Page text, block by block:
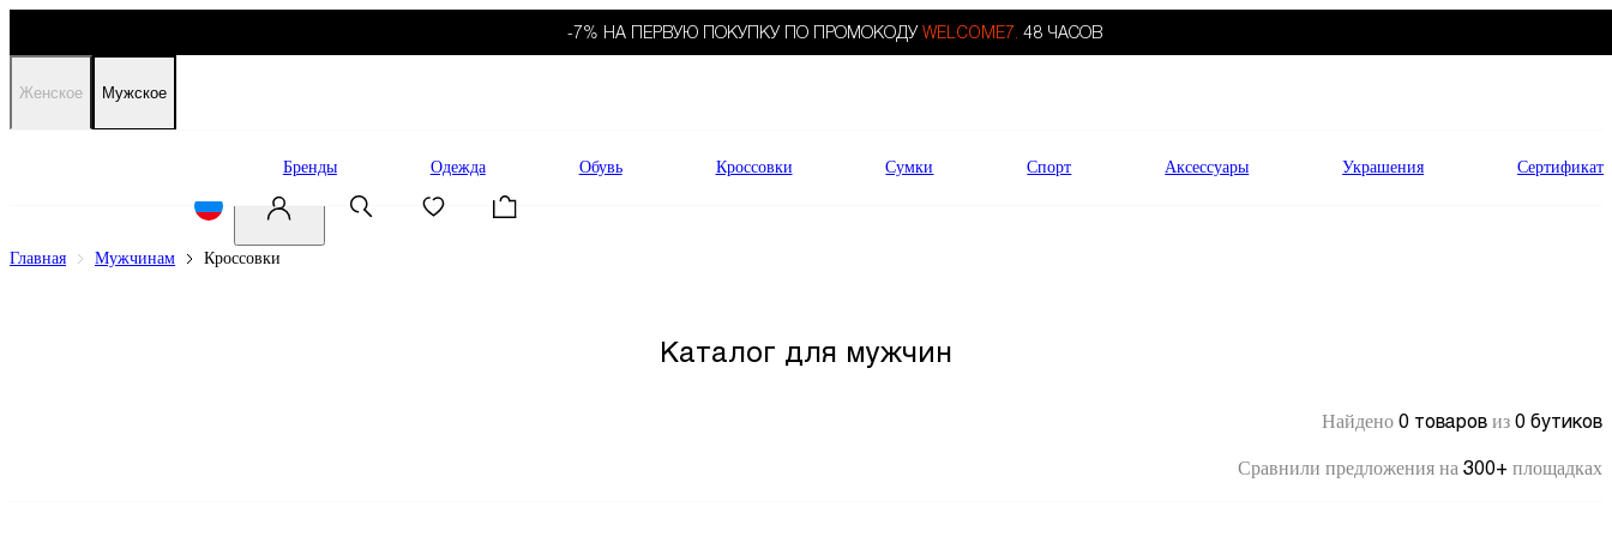
-7% НА ПЕРВУЮ ПОКУПКУ ПО ПРОМОКОДУ WELCOME7. 48 ЧАСОВ
Женское Мужское
Бренды Одежда Обувь Кроссовки Сумки Спорт Аксессуары Украшения Сертификат
Главная Мужчинам Кроссовки
Каталог для мужчин
Найдено 0 товаров из 0 бутиков
Сравнили предложения на 300+ площадках